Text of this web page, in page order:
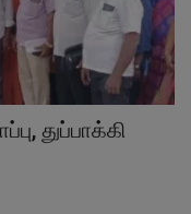
துப்பாக்கி